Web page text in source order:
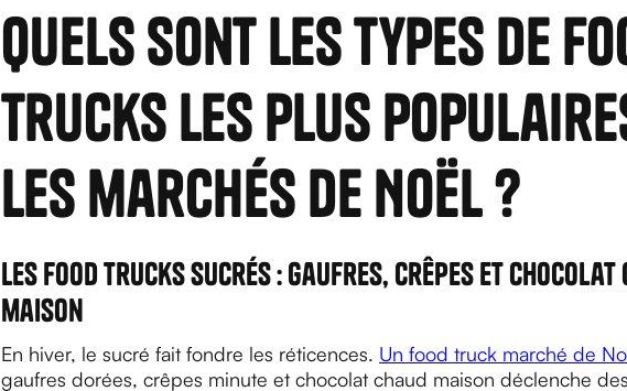
Quels sont les types de
trucks les plus
les marchés de Noël ?
Les food trucks sucrés : gaufres, crêpes et chocolat
maison
En hiver, le sucré fait fondre les réticences. Un food truck marché de
gaufres dorées, crêpes minute et chocolat chaud maison déclenche